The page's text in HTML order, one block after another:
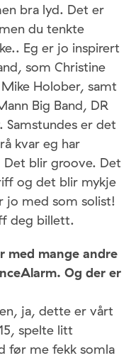
bra lyd. Det er
du tenkte
Eg er jo inspirert
som Christine
Holober, samt
Big Band, DR
Samstundes er det
kvar eg har
Det blir groove. Det
og det blir mykje
jo med som solist!
deg billett.
med mange andre
Og der er
ja, dette er vårt
spelte litt
før me fekk somla